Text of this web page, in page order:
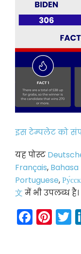
इस टेम्पलेट को
यह पोस्ट
Français,
Portuguese,
文 में भी उपलब्ध है।